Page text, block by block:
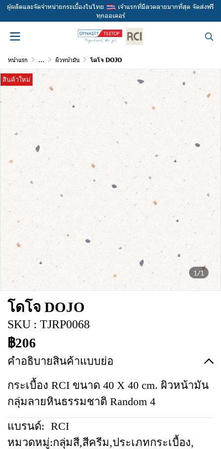
ผู้ผลิตและจัดจำหน่ายกระเบื้องในไทย
เจ้าแรกที่มีลวดลายมากที่สุด จัดส่งฟรี
ทุกออเดอร์
หน้าแรก ... ผิวหน้ามัน โดโจ DOJO
1/1
สินค้าใหม่
โดโจ DOJO
SKU : TJRP0068
฿206
คำอธิบายสินค้าแบบย่อ
กระเบื้อง RCI ขนาด 40 X 40 cm. ผิวหน้ามัน
กลุ่มลายหินธรรมชาติ Random 4
แบรนด์: RCI
หมวดหมู่:กลุ่มสี,สีครีม,ประเภทกระเบื้อง,